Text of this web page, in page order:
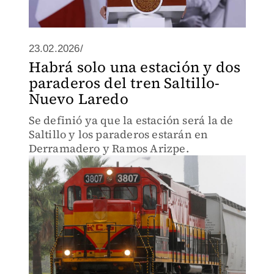
23.02.2026/
Habrá solo una estación y dos
paraderos del tren Saltillo-
Nuevo Laredo
Se definió ya que la estación será la de
Saltillo y los paraderos estarán en
Derramadero y Ramos Arizpe.